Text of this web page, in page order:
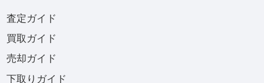
査定ガイド
買取ガイド
売却ガイド
下取りガイド